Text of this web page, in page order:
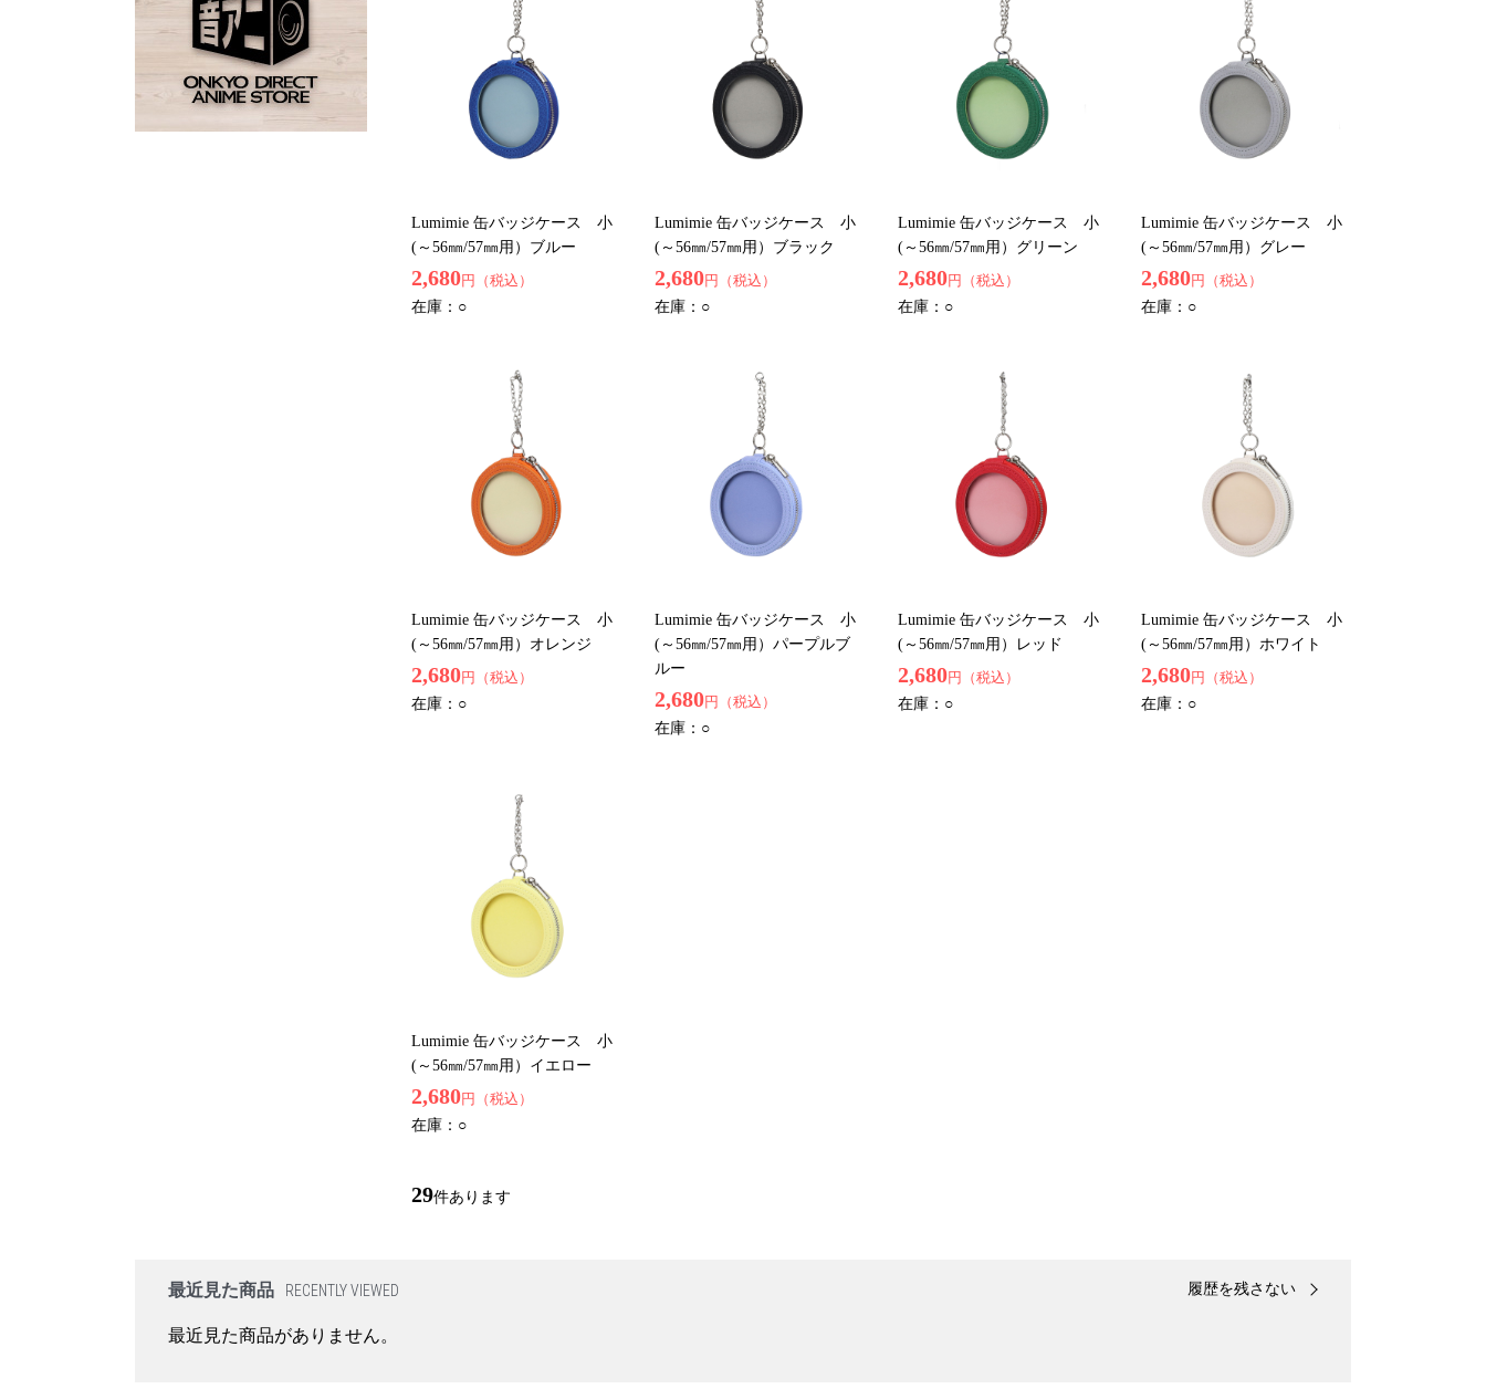
Lumimie 缶バッジケース 小
(～56㎜/57㎜用）ブルー
2,680円（税込）
在庫： ○
Lumimie 缶バッジケース 小
(～56㎜/57㎜用）ブラック
2,680円（税込）
在庫： ○
Lumimie 缶バッジケース 小
(～56㎜/57㎜用）グリーン
2,680円（税込）
在庫： ○
Lumimie 缶バッジケース 小
(～56㎜/57㎜用）グレー
2,680円（税込）
在庫： ○
Lumimie 缶バッジケース 小
(～56㎜/57㎜用）オレンジ
2,680円（税込）
在庫： ○
Lumimie 缶バッジケース 小
(～56㎜/57㎜用）パープルブ
ルー
2,680円（税込）
在庫： ○
Lumimie 缶バッジケース 小
(～56㎜/57㎜用）レッド
2,680円（税込）
在庫： ○
Lumimie 缶バッジケース 小
(～56㎜/57㎜用）ホワイト
2,680円（税込）
在庫： ○
Lumimie 缶バッジケース 小
(～56㎜/57㎜用）イエロー
2,680円（税込）
在庫： ○
29件あります
最近見た商品 RECENTLY VIEWED 履歴を残さない
最近見た商品がありません。